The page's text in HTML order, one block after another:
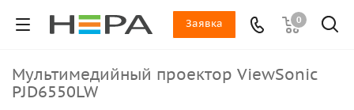
0
Заявка
Мультимедийный проектор ViewSonic
PJD6550LW